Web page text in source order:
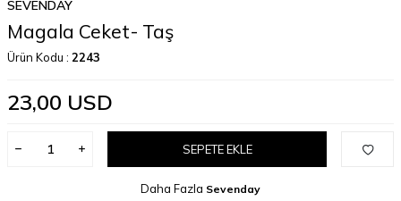
SEVENDAY
Magala Ceket- Taş
Ürün Kodu : 2243
23,00 USD
SEPETE EKLE
Daha Fazla Sevenday